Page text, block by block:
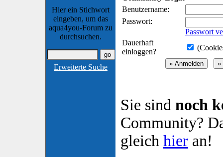
Hier ein Stichwort
eingeben, um das
aqua4you-Forum zu
durchsuchen.
Erweiterte Suche
Benutzername:
Passwort:
Passwort
Dauerhaft
einloggen?
Sie sind noch
Community?
gleich hier an!